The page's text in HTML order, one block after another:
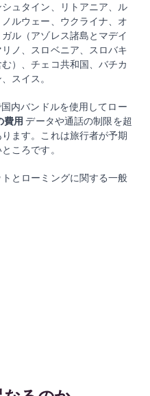
ュタイン、リトアニア、ル
ルウェー、ウクライナ、オ
ル（アゾレス諸島とマデイ
ノ、スロベニア、スロバキ
）、チェコ共和国、バチカ
スイス。
内バンドルを使用してロー
費用 データや通話の制限を超
ます。これは旅行者が予期
ころです。
とローミングに関する一般